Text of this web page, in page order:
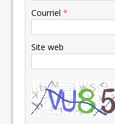
Courriel*
Site web